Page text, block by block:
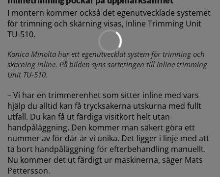
I montern kommer också det egenutvecklade systemet
för trimning och skärning visas, Inline Trimming Unit
TU-510.
Konica Minolta har ett egenutvecklat system för trimning och
skärning inline. På bilden syns sorteringen till Inline trimming
Unit TU-510.
– Vi har en trimmerenhet som sitter inline med vars
hjälp du alltid kan få trycksakerna utskurna med fullt
utfall. Du kan få ut färdiga visitkort helt utan
handpåläggning. Den kommer man säkert göra ett
nummer av för där är vi unika. Det ligger i linje med att
ta bort handpåläggning för efterbehandling manuellt.
Nu kommer det ut färdigt ur maskinerna, säger Mats
Pettersson.